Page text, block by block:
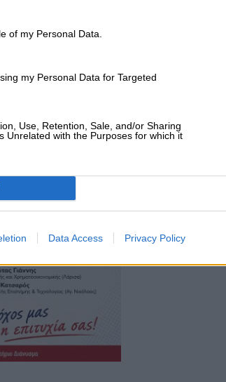
of my Personal Data.
my Personal Data for Targeted
Use, Retention, Sale, and/or Sharing
Unrelated with the Purposes for which it
Data Access Privacy Policy